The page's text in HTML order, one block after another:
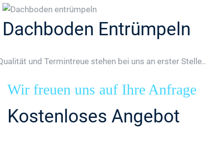
Dachboden Entrümpeln
und Termintreue stehen bei uns an erster Stelle..
Wir freuen uns auf Ihre Anfrage
Kostenloses Angebot